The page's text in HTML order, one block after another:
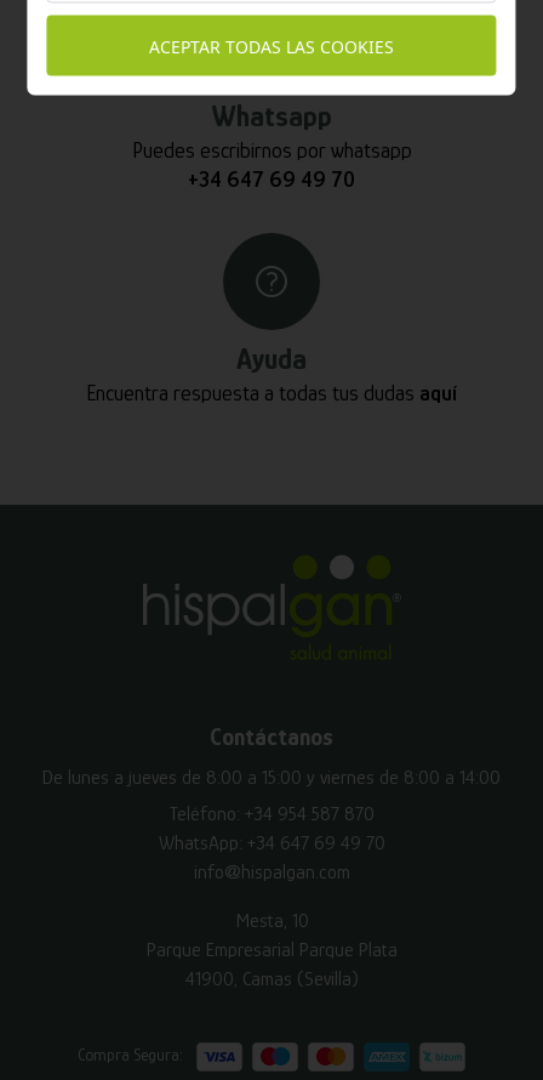
Whatsapp
Puedes escribirnos por whatsapp
+34 647 69 49 70
Ayuda
Encuentra respuesta a todas tus dudas aquí
Contáctanos
De lunes a jueves de 8:00 a 15:00 y viernes de 8:00 a 14:00
Teléfono: +34 954 587 870
WhatsApp: +34 647 69 49 70
info@hispalgan.com
Mesta, 10
Parque Empresarial Parque Plata
41900, Camas (Sevilla)
Compra Segura:
ACEPTAR TODAS LAS COOKIES